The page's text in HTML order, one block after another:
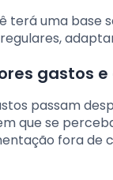
terá uma
gastos
passam
que se
fora de